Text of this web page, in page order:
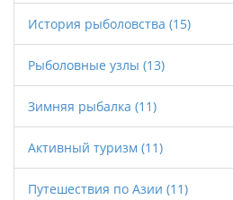
История рыболовства (15)
Рыболовные узлы (13)
Зимняя рыбалка (11)
Активный туризм (11)
Путешествия по Азии (11)